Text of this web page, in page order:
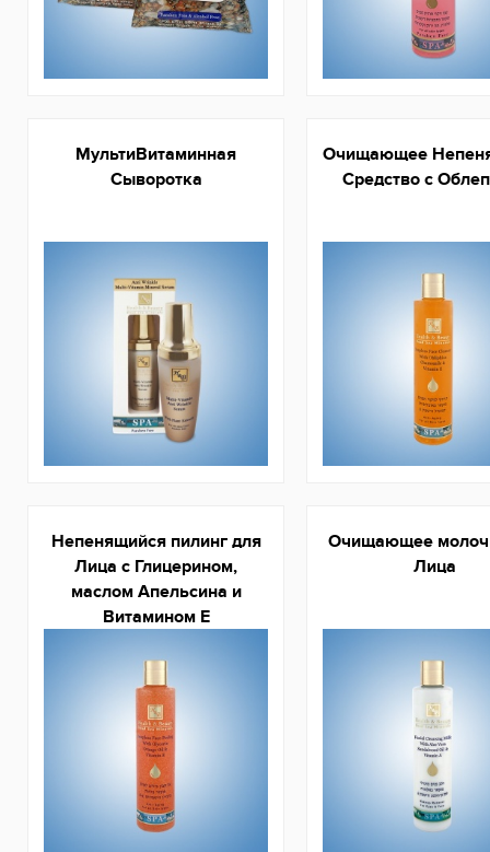
МультиВитаминная
Сыворотка
Очищающее
Средство с
Непенящийся пилинг для
Лица с Глицерином,
маслом Апельсина и
Витамином Е
Очищающее
Лица